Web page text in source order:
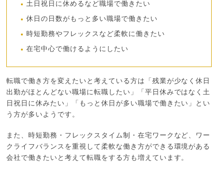
土日祝日に休めるなど職場で働きたい
休日の日数がもっと多い職場で働きたい
時短勤務やフレックスなど柔軟に働きたい
在宅中心で働けるようにしたい
転職で働き方を変えたいと考えている方は「残業が少なく休日
出勤がほとんどない職場に転職したい」「平日休みではなく土
日祝日に休みたい」「もっと休日が多い職場で働きたい」とい
う方が多いようです。
また、時短勤務・フレックスタイム制・在宅ワークなど、ワー
クライフバランスを重視して柔軟な働き方ができる環境がある
会社で働きたいと考えて転職をする方も増えています。